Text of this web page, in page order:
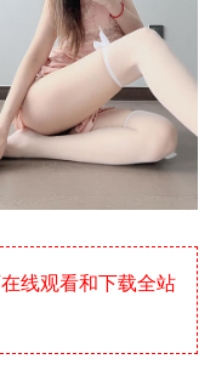
线观看和下载全站